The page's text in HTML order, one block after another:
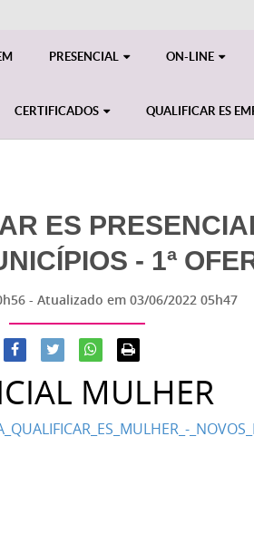
PRESENCIAL ON-LINE
CERTIFICADOS QUALIFICAR ES
ES
- 1ª
- Atualizado em 03/06/2022 05h47
MULHER